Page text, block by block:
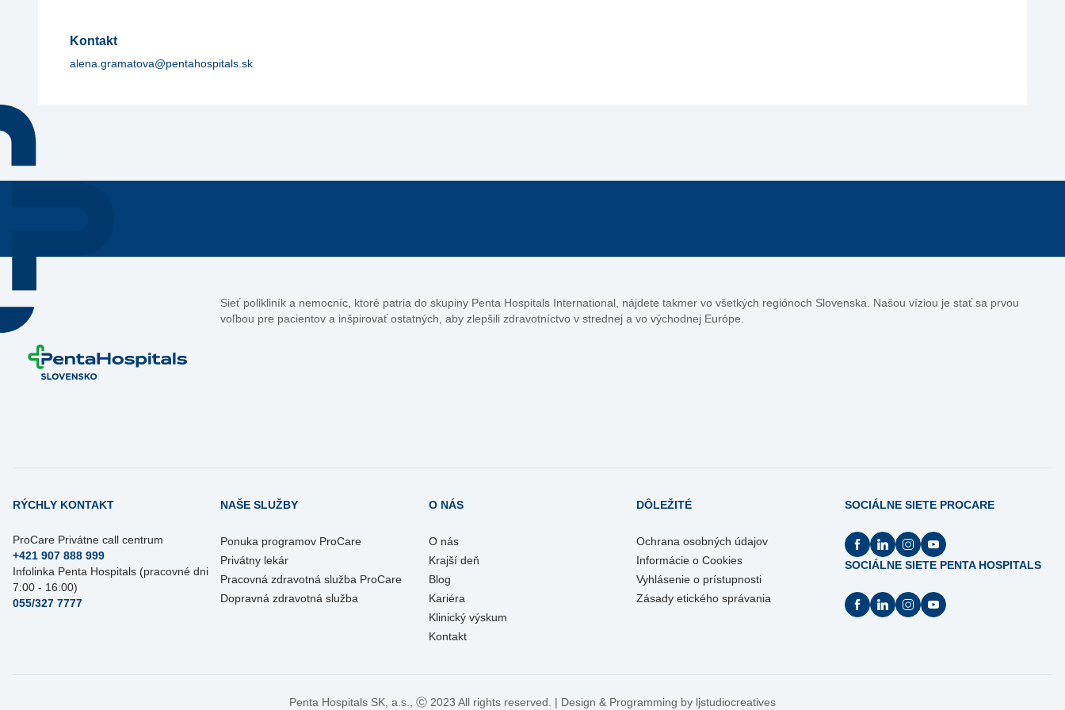
Kontakt
alena.gramatova@pentahospitals.sk
Sieť polikliník a nemocníc, ktoré patria do skupiny Penta Hospitals International, nájdete takmer vo všetkých regiónoch Slovenska. Našou víziou je stať sa prvou
voľbou pre pacientov a inšpirovať ostatných, aby zlepšili zdravotníctvo v strednej a vo východnej Európe.
RÝCHLY KONTAKT
ProCare Privátne call centrum
+421 907 888 999
Infolinka Penta Hospitals (pracovné dni
7:00 - 16:00)
055/327 7777
NAŠE SLUŽBY
Ponuka programov ProCare
Privátny lekár
Pracovná zdravotná služba ProCare
Dopravná zdravotná služba
O NÁS
O nás
Krajší deň
Blog
Kariéra
Klinický výskum
Kontakt
DÔLEŽITÉ
Ochrana osobných údajov
Informácie o Cookies
Vyhlásenie o prístupnosti
Zásady etického správania
SOCIÁLNE SIETE PROCARE
SOCIÁLNE SIETE PENTA HOSPITALS
Penta Hospitals SK, a.s., Ⓒ 2023 All rights reserved. | Design & Programming by ljstudiocreatives